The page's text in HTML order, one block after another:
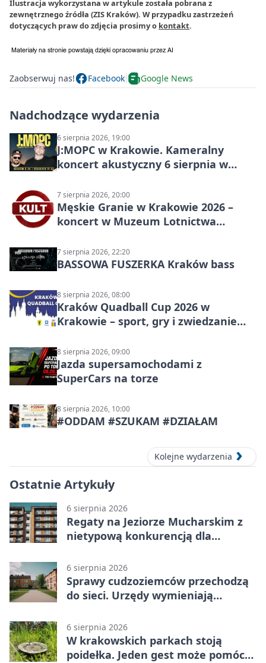
Ilustracja wykorzystana w artykule została pobrana z
zewnętrznego źródła (ZIS Kraków). W przypadku zastrzeżeń
dotyczących praw do zdjęcia prosimy o kontakt.
Zaobserwuj nas! Facebook Google News
Nadchodzące wydarzenia
6 sierpnia 2026, 19:00
J:МОРС w Krakowie. Kameralny
koncert akustyczny 6 sierpnia w
7 sierpnia 2026, 20:00
Męskie Granie w Krakowie 2026 –
koncert w Muzeum Lotnictwa
7 sierpnia 2026, 22:20
BASSOWA FUSZERKA Kraków bass
8 sierpnia 2026, 08:00
Kraków Quadball Cup 2026 w
Krakowie – sport, gry i zwiedzanie
8 sierpnia 2026, 09:00
Jazda supersamochodami z
SuperCars na torze
8 sierpnia 2026, 10:00
#ODDAM #SZUKAM #DZIAŁAM
Kolejne wydarzenia
Ostatnie Artykuły
6 sierpnia 2026
Regaty na Jeziorze Mucharskim z
nietypową konkurencją dla
6 sierpnia 2026
Sprawy cudzoziemców przechodzą
do sieci. Urzędy wymieniają
6 sierpnia 2026
W krakowskich parkach stoją
poidełka. Jeden gest może pomóc